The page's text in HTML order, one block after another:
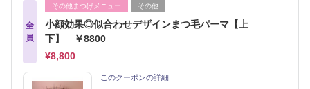
全
員
その他まつげメニュー その他
小顔効果◎似合わせデザインまつ毛パーマ【上
下】 ￥8800
¥8,800
このクーポンの詳細